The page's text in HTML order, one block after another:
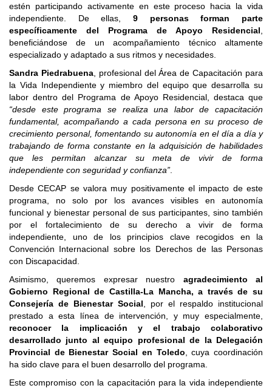
estén participando activamente en este proceso hacia la vida
independiente. De ellas, 9 personas forman parte
específicamente del Programa de Apoyo Residencial,
beneficiándose de un acompañamiento técnico altamente
especializado y adaptado a sus ritmos y necesidades.
Sandra Piedrabuena, profesional del Área de Capacitación para
la Vida Independiente y miembro del equipo que desarrolla su
labor dentro del Programa de Apoyo Residencial, destaca que
“desde este programa se realiza una labor de capacitación
fundamental, acompañando a cada persona en su proceso de
crecimiento personal, fomentando su autonomía en el día a día y
trabajando de forma constante en la adquisición de habilidades
que les permitan alcanzar su meta de vivir de forma
independiente con seguridad y confianza”.
Desde CECAP se valora muy positivamente el impacto de este
programa, no solo por los avances visibles en autonomía
funcional y bienestar personal de sus participantes, sino también
por el fortalecimiento de su derecho a vivir de forma
independiente, uno de los principios clave recogidos en la
Convención Internacional sobre los Derechos de las Personas
con Discapacidad.
Asimismo, queremos expresar nuestro agradecimiento al
Gobierno Regional de Castilla-La Mancha, a través de su
Consejería de Bienestar Social, por el respaldo institucional
prestado a esta línea de intervención, y muy especialmente,
reconocer la implicación y el trabajo colaborativo
desarrollado junto al equipo profesional de la Delegación
Provincial de Bienestar Social en Toledo, cuya coordinación
ha sido clave para el buen desarrollo del programa.
Este compromiso con la capacitación para la vida independiente